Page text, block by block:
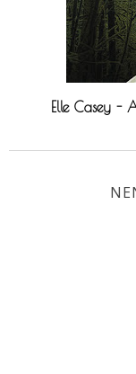
Elle Casey -